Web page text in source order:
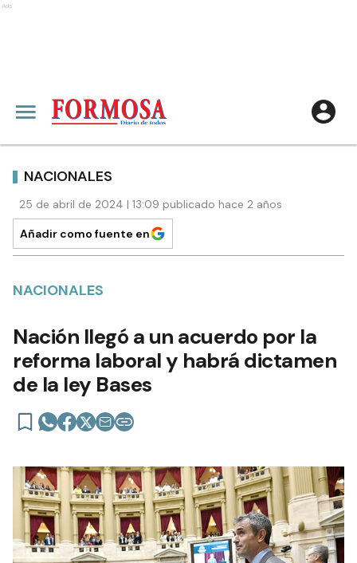
Ads
NACIONALES
25 de abril de 2024 | 13:09 publicado hace 2 años
Añadir como fuente en
NACIONALES
Nación llegó a un acuerdo por la
reforma laboral y habrá dictamen
de la ley Bases